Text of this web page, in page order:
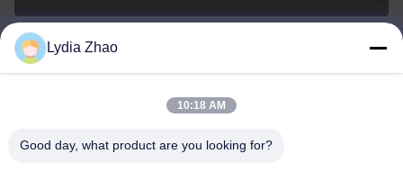
jesingd@vip.sina.com
Lydia Zhao
10:18 AM
Good day, what product are you looking for?